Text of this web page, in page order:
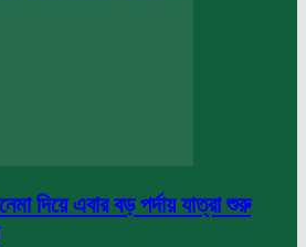
দিয়ে এবার বড় পর্দায় যাত্রা শুরু